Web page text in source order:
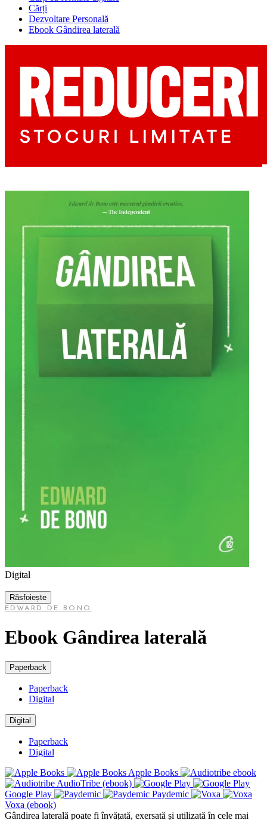
Cărți
Dezvoltare Personală
Ebook Gândirea laterală
Digital
Răsfoiește
EDWARD DE BONO
Ebook Gândirea laterală
Paperback
Paperback
Digital
Digital
Paperback
Digital
Apple Books
AudioTribe (ebook)
Google Play
Paydemic
Voxa (ebook)
Gândirea laterală poate fi învățată, exersată și utilizată în cele mai